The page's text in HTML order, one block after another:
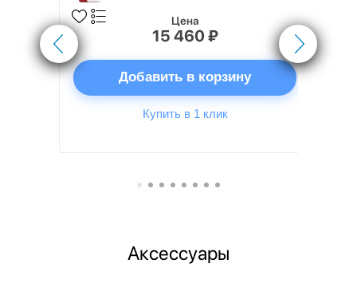
Цена
15 460 ₽
Добавить в корзину
Купить в 1 клик
Аксессуары